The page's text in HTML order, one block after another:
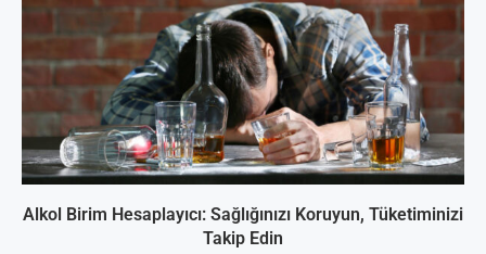
Alkol Birim Hesaplayıcı: Sağlığınızı Koruyun, Tüketiminizi
Takip Edin